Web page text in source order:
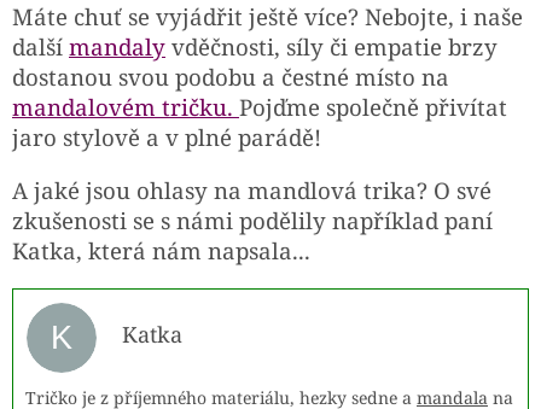
Máte chuť se vyjádřit ještě více? Nebojte, i naše
další mandaly vděčnosti, síly či empatie brzy
dostanou svou podobu a čestné místo na
mandalovém tričku. Pojďme společně přivítat
jaro stylově a v plné parádě!
A jaké jsou ohlasy na mandlová trika? O své
zkušenosti se s námi podělily například paní
Katka, která nám napsala...
K Katka
Tričko je z příjemného materiálu, hezky sedne a mandala na